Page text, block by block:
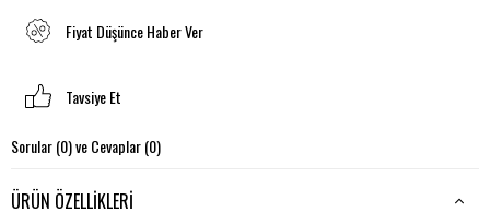
Fiyat Düşünce Haber Ver
Tavsiye Et
Sorular (0) ve Cevaplar (0)
ÜRÜN ÖZELLIKLERI